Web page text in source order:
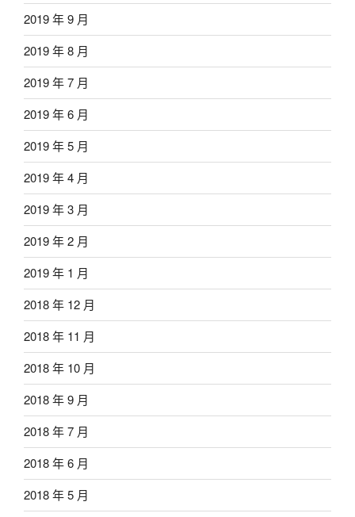
2019 年 9 月
2019 年 8 月
2019 年 7 月
2019 年 6 月
2019 年 5 月
2019 年 4 月
2019 年 3 月
2019 年 2 月
2019 年 1 月
2018 年 12 月
2018 年 11 月
2018 年 10 月
2018 年 9 月
2018 年 7 月
2018 年 6 月
2018 年 5 月